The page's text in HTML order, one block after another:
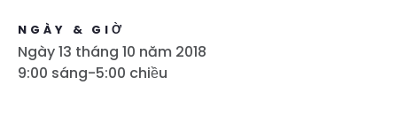
NGÀY & GIỜ
Ngày 13 tháng 10 năm 2018
9:00 sáng-5:00 chiều